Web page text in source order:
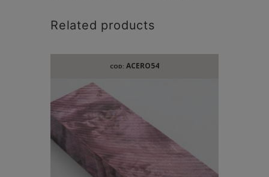
Related products
COD: ACERO54